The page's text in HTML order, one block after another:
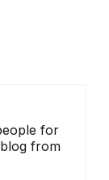
for
from